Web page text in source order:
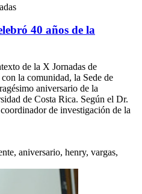
40 años de la
de la X Jornadas de
la comunidad, la Sede de
aniversario de la
de Costa Rica. Según el Dr.
de investigación de la
aniversario, henry, vargas,